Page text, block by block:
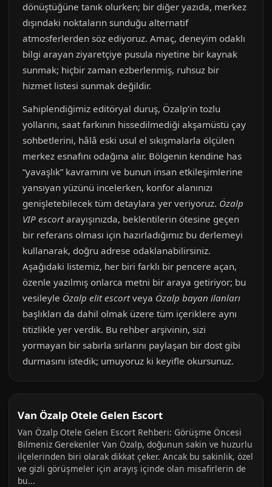
dönüştüğüne tanık olurken; bir diğer yazıda, merkez
dışındaki noktaların sunduğu alternatif
atmosferlerden söz ediyoruz. Amaç, deneyim odaklı
bilgi arayan ziyaretçiye pusula niyetine bir kaynak
sunmak; hiçbir zaman ezberlenmiş, ruhsuz bir
hizmet listesi sunmak değildir.
Sahiplendiğimiz editöryal duruş, Özalp’in tozlu
yollarını, saat farkının hissedilmediği akşamüstü çay
sohbetlerini, hâlâ eski usul el sıkışmalarla ölçülen
merkez esnafını odağına alır. Bölgenin kendine has
“yavaşlık” kavramını ve bunun insan etkileşimlerine
yansıyan yüzünü incelerken, konfor alanınızı
genişletebilecek tüm detaylara yer veriyoruz. Özalp
VIP escortarayışınızda, beklentilerin ötesine geçen
bir referans olması için hazırladığımız bu derlemeyi
kullanarak, doğru adrese odaklanabilirsiniz.
Aşağıdaki listemiz, her biri farklı bir pencere açan,
özenle yazılmış onlarca metni bir araya getiriyor; bu
vesileyle Özalp elit escortveya Özalp bayan ilanları
başlıkları da dahil olmak üzere tüm içeriklere aynı
titizlikle yer verdik. Bu rehber arşivinin, sizi
yormayan bir sabırla sırlarını paylaşan bir dost gibi
durmasını istedik; umuyoruz ki keyifle okursunuz.
Van Özalp Otele Gelen Escort
Van Özalp Otele Gelen Escort Rehberi: Görüşme Öncesi
Bilmeniz Gerekenler Van Özalp, doğunun sakin ve huzurlu
ilçelerinden biri olarak dikkat çeker. Ancak bu sakinlik, özel
ve gizli görüşmeler için arayış içinde olan misafirlerin de
bu...